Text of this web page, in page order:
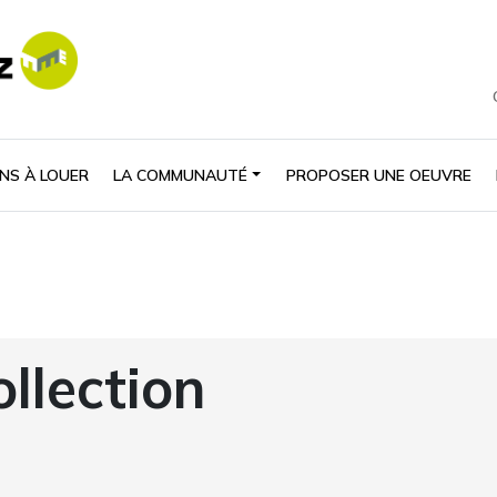
À LOUER LA COMMUNAUTÉ PROPOSER UNE OEUVRE